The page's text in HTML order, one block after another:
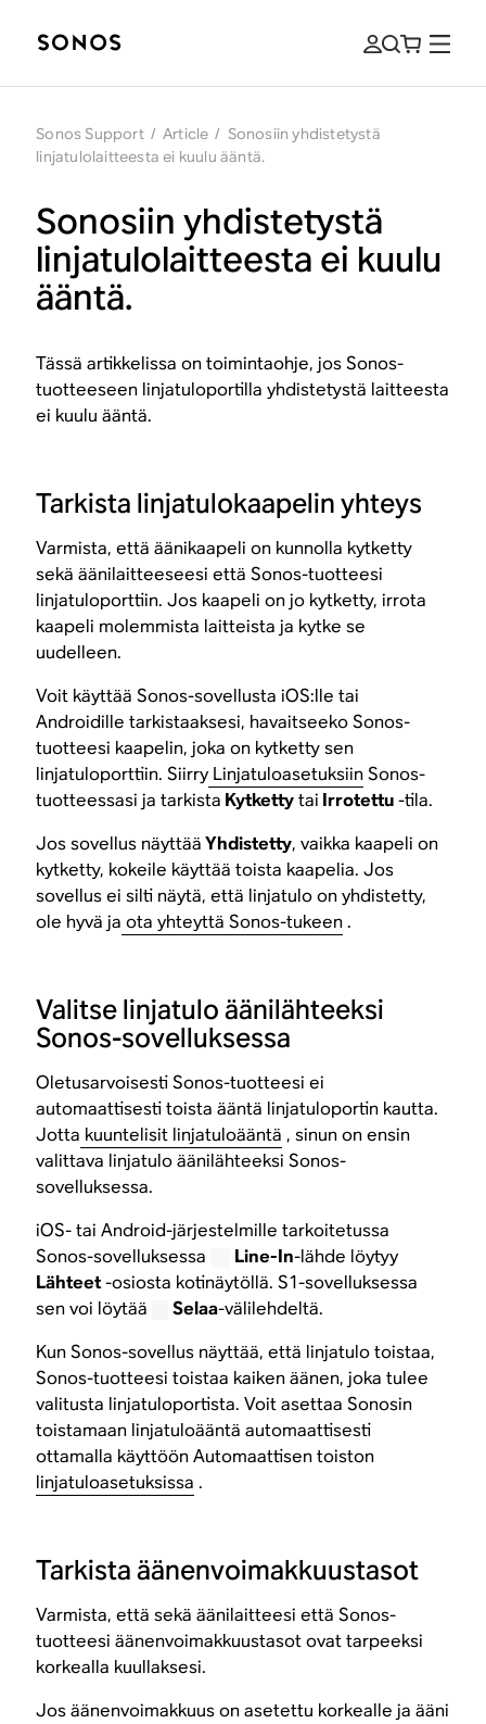
Sonos Support / Article / Sonosiin yhdistetystä
linjatulolaitteesta ei kuulu ääntä.
Sonosiin yhdistetystä
linjatulolaitteesta ei kuulu
ääntä.
Tässä artikkelissa on toimintaohje, jos Sonos-
tuotteeseen linjatuloportilla yhdistetystä laitteesta
ei kuulu ääntä.
Tarkista linjatulokaapelin yhteys
Varmista, että äänikaapeli on kunnolla kytketty
sekä äänilaitteeseesi että Sonos-tuotteesi
linjatuloporttiin. Jos kaapeli on jo kytketty, irrota
kaapeli molemmista laitteista ja kytke se
uudelleen.
Voit käyttää Sonos-sovellusta iOS:lle tai
Androidille tarkistaaksesi, havaitseeko Sonos-
tuotteesi kaapelin, joka on kytketty sen
linjatuloporttiin. Siirry LinjatuloasetuksiinSonos-
tuotteessasi ja tarkista Kytkettytai Irrotettu-tila.
Jos sovellus näyttääYhdistetty, vaikka kaapeli on
kytketty, kokeile käyttää toista kaapelia. Jos
sovellus ei silti näytä, että linjatulo on yhdistetty,
ole hyvä ja ota yhteyttä Sonos-tukeen.
Valitse linjatulo äänilähteeksi
Sonos-sovelluksessa
Oletusarvoisesti Sonos-tuotteesi ei
automaattisesti toista ääntä linjatuloportin kautta.
Jotta kuuntelisit linjatuloääntä , sinun on ensin
valittava linjatulo äänilähteeksi Sonos-
sovelluksessa.
iOS- tai Android-järjestelmille tarkoitetussa
Sonos-sovelluksessa
Line-In-lähde löytyy
Lähteet-osiosta kotinäytöllä. S1-sovelluksessa
sen voi löytää
Selaa-välilehdeltä.
Kun Sonos-sovellus näyttää, että linjatulo toistaa,
Sonos-tuotteesi toistaa kaiken äänen, joka tulee
valitusta linjatuloportista. Voit asettaa Sonosin
toistamaan linjatuloääntä automaattisesti
ottamalla käyttöön Automaattisen toiston
linjatuloasetuksissa .
Tarkista äänenvoimakkuustasot
Varmista, että sekä äänilaitteesi että Sonos-
tuotteesi äänenvoimakkuustasot ovat tarpeeksi
korkealla kuullaksesi.
Jos äänenvoimakkuus on asetettu korkealle ja ääni